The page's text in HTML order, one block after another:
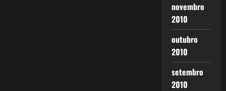
novembro
2010
outubro
2010
setembro
2010